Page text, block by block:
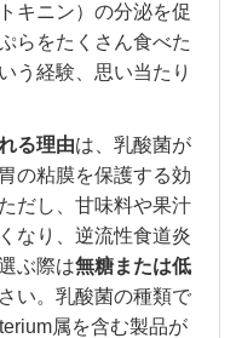
キニン）の分泌を促
らをたくさん食べた
う経験、思い当たり
る理由は、乳酸菌が
の粘膜を保護する効
だし、甘味料や果汁
なり、逆流性食道炎
ぶ際は無糖または低
い。乳酸菌の種類で
属を含む製品が